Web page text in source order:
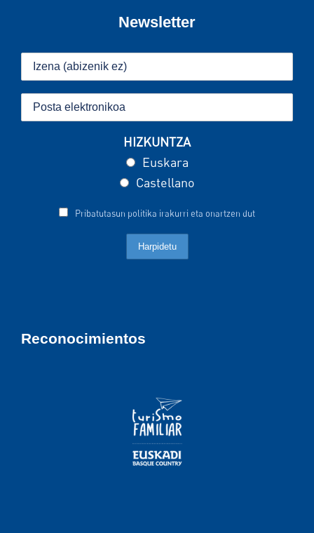
Newsletter
HIZKUNTZA
Euskara
Castellano
Pribatutasun politika irakurri eta onartzen dut
Reconocimientos